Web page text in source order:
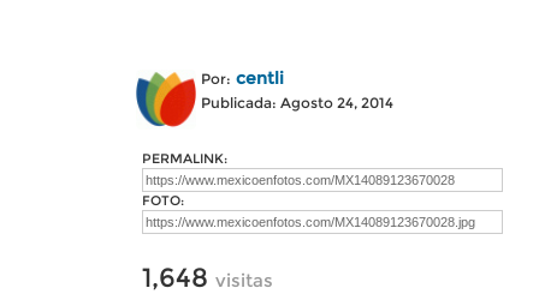
Por: centli
Publicada: Agosto 24, 2014
PERMALINK:
FOTO:
1,648 visitas